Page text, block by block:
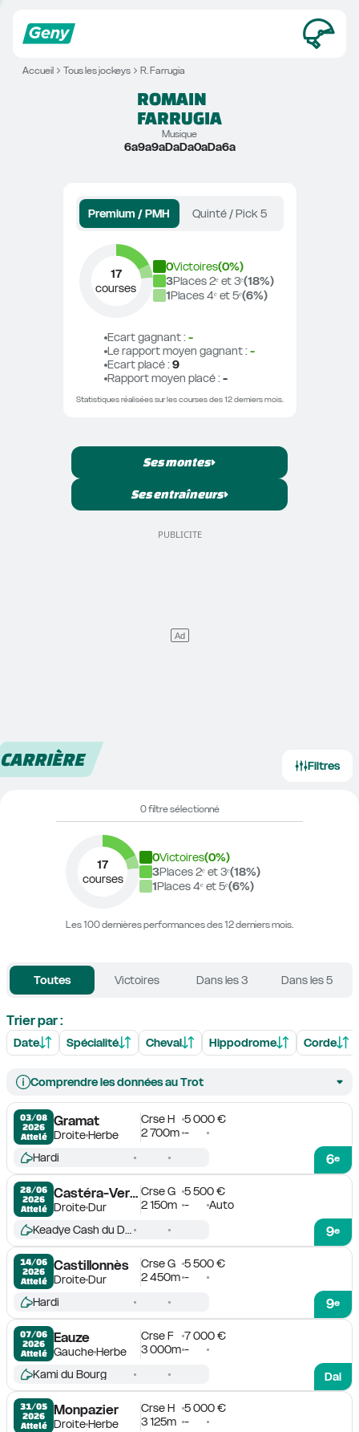
Accueil Tous les jockeys R. Farrugia
ROMAIN
FARRUGIA
Musique
6a9a9aDaDa0aDa6a
Premium / PMH Quinté / Pick 5
17
courses
0Victoires(0%)
3Places 2ᵉ et 3ᵉ(18%)
1Places 4ᵉ et 5ᵉ(6%)
Ecart gagnant : -
Le rapport moyen gagnant : -
Ecart placé : 9
Rapport moyen placé : -
Statistiques réalisées sur les courses des 12 derniers mois.
Ses montes
Ses entraîneurs
CARRIÈRE Filtres
0 filtre sélectionné
17
courses
0Victoires(0%)
3Places 2ᵉ et 3ᵉ(18%)
1Places 4ᵉ et 5ᵉ(6%)
Les 100 dernières performances des 12 derniers mois.
Toutes Victoires Dans les 3 Dans les 5
Trier par :
Date Spécialité Cheval Hippodrome Corde
Comprendre les données au Trot
03/08
2026
Attelé
Gramat
DroiteHerbe
Crse H
5 000 €
2 700m -
6e
Hardi
28/06
2026
Attelé
Castéra-Verduzan
DroiteDur
Crse G
5 500 €
2 150m - Auto
9e
Keadye Cash du Dan
14/06
2026
Attelé
Castillonnès
DroiteDur
Crse G
5 500 €
2 450m -
9e
Hardi
07/06
2026
Attelé
Eauze
GaucheHerbe
Crse F
7 000 €
3 000m -
Dai
Kami du Bourg
31/05
2026
Attelé
Monpazier
DroiteHerbe
Crse H
5 000 €
3 125m -